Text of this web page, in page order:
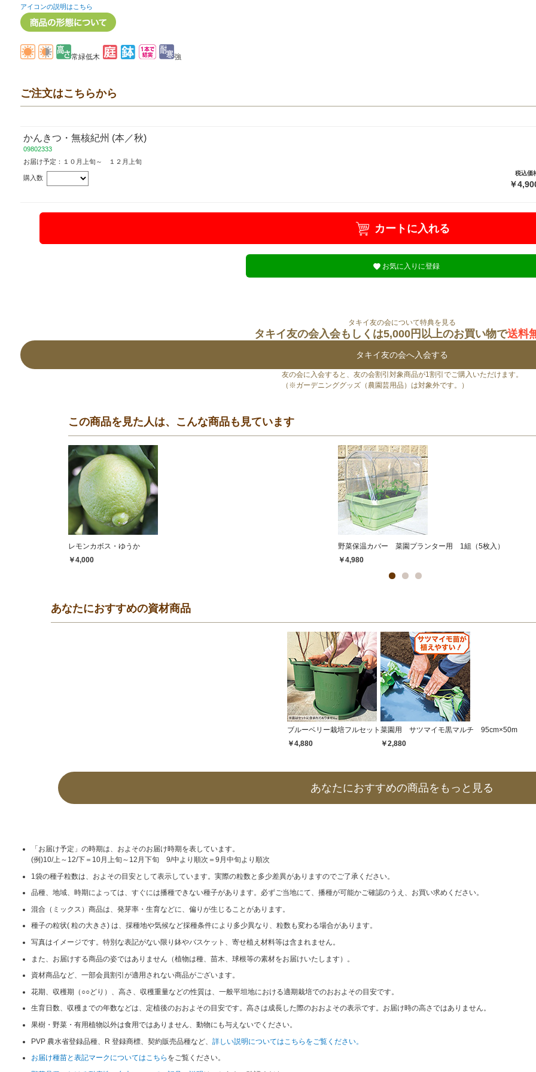
アイコンの説明はこちら
常緑低木 強
ご注文はこちらから
かんきつ・無核紀州 (本／秋)
09802333
お届け予定：１０月上旬～ １２月上旬
購入数
税込価
￥
カートに入れる
お気に入りに登録
タキイ友の会について特典を見る
タキイ友の会入会もしくは5,000円以上のお買い物で送料
タキイ友の会へ入会する
友の会に入会すると、友の会割引対象商品が1割引でご購入いただけます。
（※ガーデニンググッズ（農園芸用品）は対象外です。）
この商品を見た人は、こんな商品も見ています
レモンカボス・ゆうか
￥4,000
野菜保温カバー 菜園プランター用 1組（5枚入）
￥4,980
あなたにおすすめの資材商品
ブルーベリー栽培フルセット
￥4,880
菜園用 サツマイモ黒マルチ 95cm×50m
￥2,880
あなたにおすすめの商品をもっと見る
「お届け予定」の時期は、およそのお届け時期を表しています。
(例)10/上～12/下＝10月上旬～12月下旬 9/中より順次＝9月中旬より順次
1袋の種子粒数は、およその目安として表示しています。実際の粒数と多少差異がありますのでご了承ください。
品種、地域、時期によっては、すぐには播種できない種子があります。必ずご当地にて、播種が可能かご確認のうえ、お買い求めください。
混合（ミックス）商品は、発芽率・生育などに、偏りが生じることがあります。
種子の粒状( 粒の大きさ) は、採種地や気候など採種条件により多少異なり、粒数も変わる場合があります。
写真はイメージです。特別な表記がない限り鉢やバスケット、寄せ植え材料等は含まれません。
また、お届けする商品の姿ではありません（植物は種、苗木、球根等の素材をお届けいたします）。
資材商品など、一部会員割引が適用されない商品がございます。
花期、収穫期（○○どり）、高さ、収穫重量などの性質は、一般平坦地における適期栽培でのおおよその目安です。
生育日数、収穫までの年数などは、定植後のおおよその目安です。高さは成長した際のおおよその表示です。お届け時の高さではありません。
果樹・野菜・有用植物以外は食用ではありません、動物にも与えないでください。
PVP 農水省登録品種、R 登録商標、契約販売品種など、 詳しい説明についてはこちらをご覧ください。
お届け種苗と表記マークについてはこちら をご覧ください。